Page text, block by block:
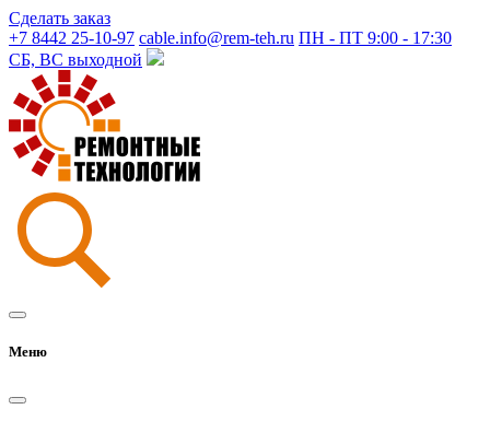
Сделать заказ
+7 8442 25-10-97 cable.info@rem-teh.ru ПН - ПТ 9:00 - 17:30
СБ, ВС выходной
Меню